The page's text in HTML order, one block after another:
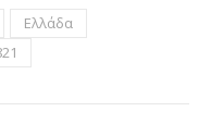
Ελλάδα